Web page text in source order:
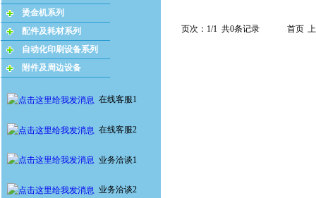
烫金机系列
配件及耗材系列
自动化印刷设备系列
附件及周边设备
在线客服1
在线客服2
业务洽谈1
业务洽谈2
页次：1/1 共0条记录 首页